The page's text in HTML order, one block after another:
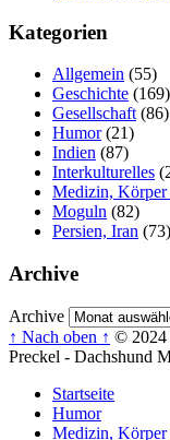
Kategorien
Allgemein (55)
Geschichte (169)
Gesellschaft (86)
Humor(21)
Indien (87)
Interkulturelles
Medizin, Körper
Moguln (82)
Persien, Iran (73)
Archive
Archive
↑ Nach oben ↑ © 2024
Preckel - Dachshund
Startseite
Humor
Medizin, Körper